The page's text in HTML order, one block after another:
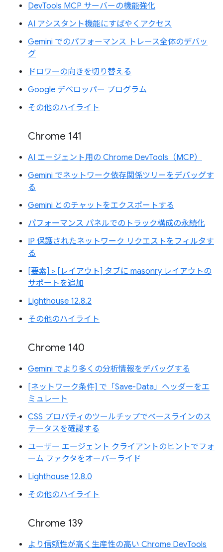
DevTools MCP サーバーの機能強化
AI アシスタント機能にすばやくアクセス
Gemini でのパフォーマンス トレース全体のデバッ
グ
ドロワーの向きを切り替える
Google デベロッパー プログラム
その他のハイライト
Chrome 141
AI エージェント用の Chrome DevTools（MCP）
Gemini でネットワーク依存関係ツリーをデバッグす
る
Gemini とのチャットをエクスポートする
パフォーマンス パネルでのトラック構成の永続化
IP 保護されたネットワーク リクエストをフィルタす
る
[要素] > [レイアウト] タブに masonry レイアウトの
サポートを追加
Lighthouse 12.8.2
その他のハイライト
Chrome 140
Gemini でより多くの分析情報をデバッグする
[ネットワーク条件] で「Save-Data」ヘッダーをエ
ミュレート
CSS プロパティのツールチップでベースラインのス
テータスを確認する
ユーザー エージェント クライアントのヒントでフォ
ーム ファクタをオーバーライド
Lighthouse 12.8.0
その他のハイライト
Chrome 139
より信頼性が高く生産性の高い Chrome DevTools